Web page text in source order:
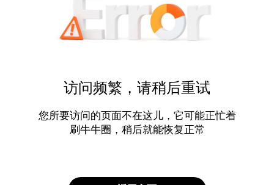
访问频繁，请稍后重试
您所要访问的页面不在这儿，它可能正忙着
刷牛牛圈，稍后就能恢复正常